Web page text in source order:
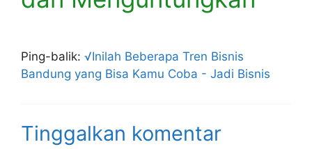
Ping-balik: √Inilah Beberapa Tren Bisnis
Bandung yang Bisa Kamu Coba - Jadi Bisnis
Tinggalkan komentar